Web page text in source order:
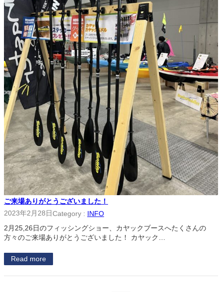
ご来場ありがとうございました！
2023年2月28日Category : INFO
2月25,26日のフィッシングショー、カヤックブースへたくさんの
方々のご来場ありがとうございました！ カヤック…
Read more